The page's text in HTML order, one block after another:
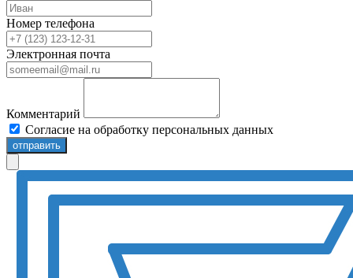
Номер телефона
Электронная почта
Комментарий
Согласие на обработку персональных данных
отправить